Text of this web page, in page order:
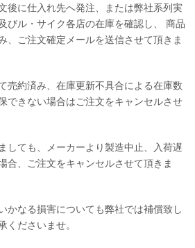
後に仕入れ先へ発注、または弊社系列実
びル・サイク各店の在庫を確認し、 商品
、ご注文確定メールを送信させて頂きま
売約済み、在庫更新不具合による在庫数
できない場合はご注文をキャンセルさせ
しても、メーカーより製造中止、入荷遅
合、ご注文をキャンセルさせて頂きま
かなる損害についても弊社では補償致し
くださいませ。